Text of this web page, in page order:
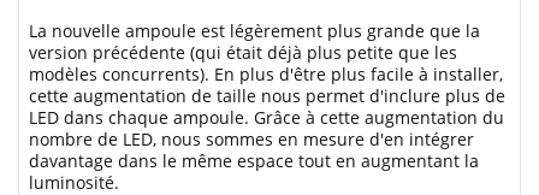
La nouvelle ampoule est légèrement plus grande que la
version précédente (qui était déjà plus petite que les
modèles concurrents). En plus d'être plus facile à installer,
cette augmentation de taille nous permet d'inclure plus de
LED dans chaque ampoule. Grâce à cette augmentation du
nombre de LED, nous sommes en mesure d'en intégrer
davantage dans le même espace tout en augmentant la
luminosité.